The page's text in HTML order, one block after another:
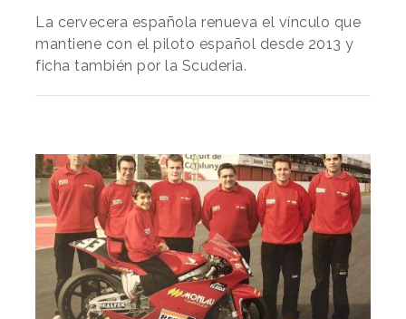
La cervecera española renueva el vínculo que
mantiene con el piloto español desde 2013 y
ficha también por la Scuderia.